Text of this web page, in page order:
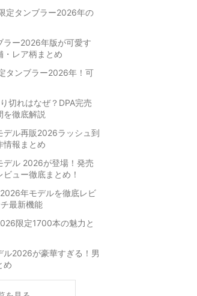
定タンブラー2026年の
ラー2026年版が可愛す
・レア柄まとめ
タンブラー2026年！可
切れはなぜ？DPA完売
を徹底解説
デル再販2026ラッシュ到
情報まとめ
デル 2026が登場！発売
ュー徹底まとめ！
年モデルを徹底レビ
最新機能
限定1700本の魅力と
ル2026が豪華すぎる！男
め